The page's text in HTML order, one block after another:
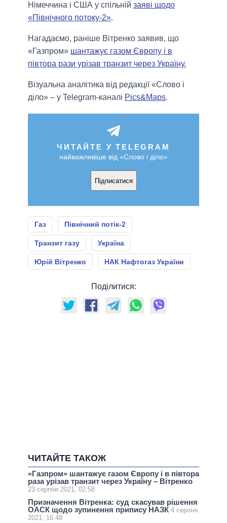
Німеччина і США у спільній заяві щодо
«Північного потоку-2».
Нагадаємо, раніше Вітренко заявив, що
«Газпром» шантажує газом Європу і в
півтора рази урізав транзит через Україну.
Візуальна аналітика від редакції «Слово і
діло» – у Telegram-каналі Pics&Maps.
ЧИТАЙТЕ У TELEGRAM
найважливіше від «Слово і діло»
Підписатися
Газ Північний потік-2
Транзит газу Україна
Юрій Вітренко НАК Нафтогаз України
Поділитися:
ЧИТАЙТЕ ТАКОЖ
«Газпром» шантажує газом Європу і в півтора
раза урізав транзит через Україну – Вітренко
23 серпня 2021, 02:58
Призначення Вітренка: суд скасував рішення
ОАСК щодо зупинення припису НАЗК 4 серпня
2021, 16:48